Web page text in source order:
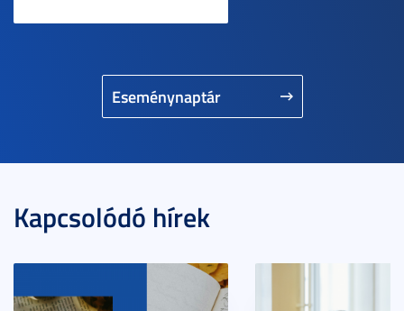
Eseménynaptár
Kapcsolódó hírek